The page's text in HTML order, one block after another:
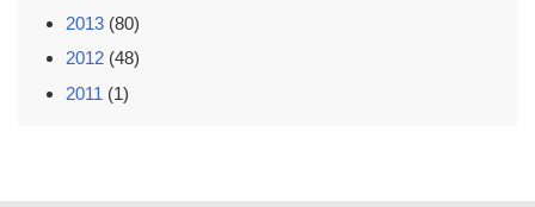
2013 (80)
2012 (48)
2011 (1)